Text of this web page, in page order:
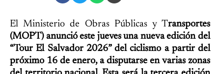
El Ministerio de Obras Públicas y Transportes
(MOPT) anunció este jueves una nueva edición del
“Tour El Salvador 2026” del ciclismo a partir del
próximo 16 de enero, a disputarse en varias zonas